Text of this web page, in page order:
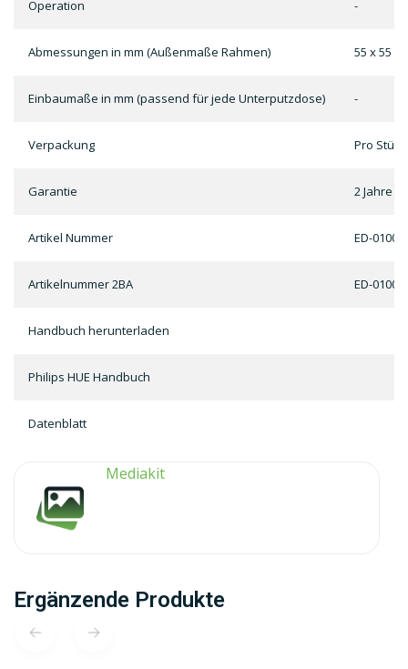
Operation -
Abmessungen in mm (Außenmaße Rahmen) 55 x 55
Einbaumaße in mm (passend für jede Unterputzdose) -
Verpackung Pro Stück
Garantie 2 Jahre
Artikel Nummer ED-01006
Artikelnummer 2BA ED-01006
Handbuch herunterladen
Philips HUE Handbuch
Datenblatt
Mediakit
Ergänzende Produkte